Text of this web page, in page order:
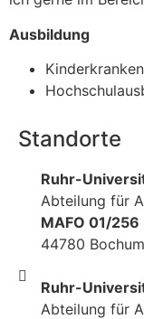
Ausbildung
Standorte
Ruhr-
Abteilung für
MAFO 01/256
44780 Bochum
Ruhr-
Abteilung für